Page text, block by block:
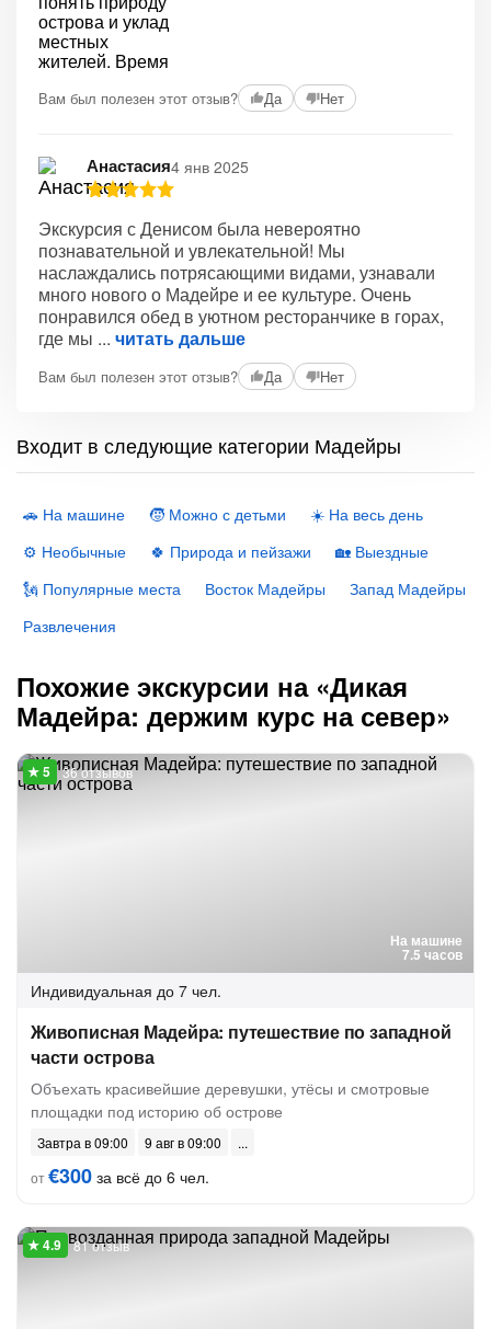
Вам был полезен этот отзыв? Да Нет
Анастасия4 янв 2025
Экскурсия с Денисом была невероятно
познавательной и увлекательной! Мы
наслаждались потрясающими видами, узнавали
много нового о Мадейре и ее культуре. Очень
понравился обед в уютном ресторанчике в горах,
где мы
читать дальше
Вам был полезен этот отзыв? Да Нет
Входит в следующие категории Мадейры
🚗 На машине 🧒 Можно с детьми
☀️ На весь день
⚙️ Необычные
🍀 Природа и пейзажи
🏡 Выездные
🗽 Популярные места
Восток Мадейры
Запад Мадейры
Развлечения
Похожие экскурсии на «Дикая
Мадейра: держим курс на север»
На машине
7.5 часов
36 отзывов
Индивидуальная до 7 чел.
Живописная Мадейра: путешествие по западной
части острова
Объехать красивейшие деревушки, утёсы и смотровые
площадки под историю об острове
Завтра в 09:00
9 авг в 09:00
от€300 за всё до 6 чел.
81 отзыв